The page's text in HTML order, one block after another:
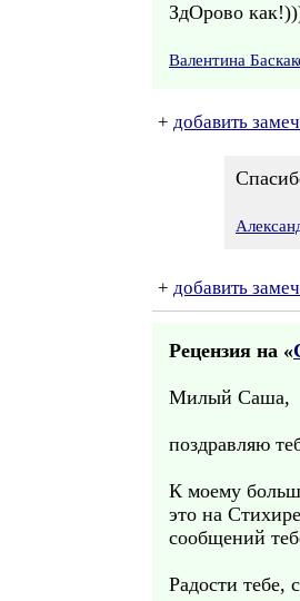
ЗдОрово
Валентина
+ добавить
+ добавить
Рецензия на «
Милый Саша,
поздравляю
К моему
это на
сообщений
Радости тебе,